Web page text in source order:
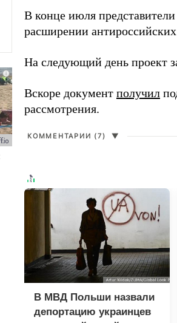
В конце июля
расширении
На следующий день проект
Вскоре документ получил
рассмотрения.
КОММЕНТАРИИ (7) ▼
В МВД Польши назвали
депортацию украинцев